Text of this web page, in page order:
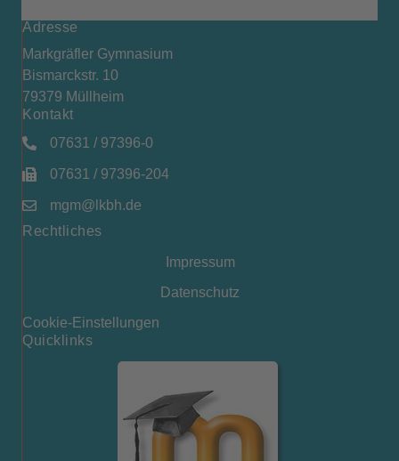
Adresse
Markgräfler Gymnasium
Bismarckstr. 10
79379 Müllheim
Kontakt
07631 / 97396-0
07631 / 97396-204
mgm@lkbh.de
Rechtliches
Impressum
Datenschutz
Cookie-Einstellungen
Quicklinks